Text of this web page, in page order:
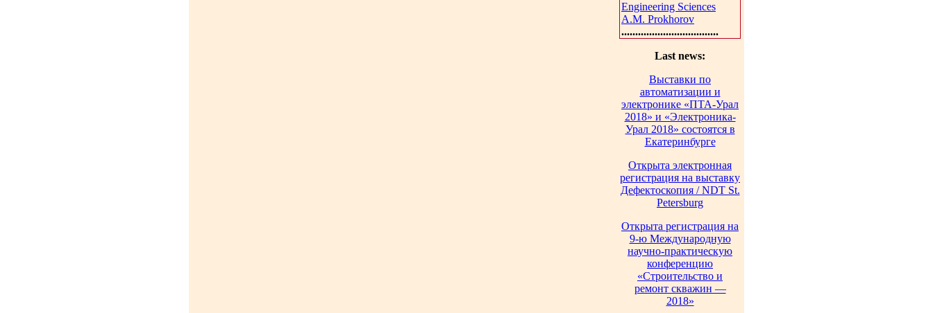
Engineering Sciences
A.M. Prokhorov
...................................
Last news:
Выставки по
автоматизации и
электронике «ПТА-Урал
2018» и «Электроника-
Урал 2018» состоятся в
Екатеринбурге
Открыта электронная
регистрация на выставку
Дефектоскопия / NDT St.
Petersburg
Открыта регистрация на
9-ю Международную
научно-практическую
конференцию
«Строительство и
ремонт скважин —
2018»